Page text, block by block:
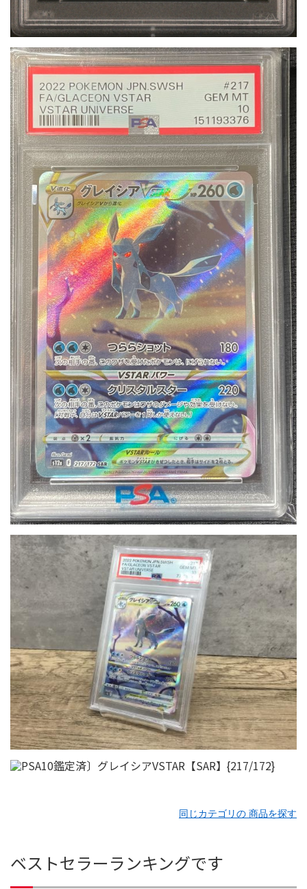
同じカテゴリの 商品を探す
ベストセラーランキングです